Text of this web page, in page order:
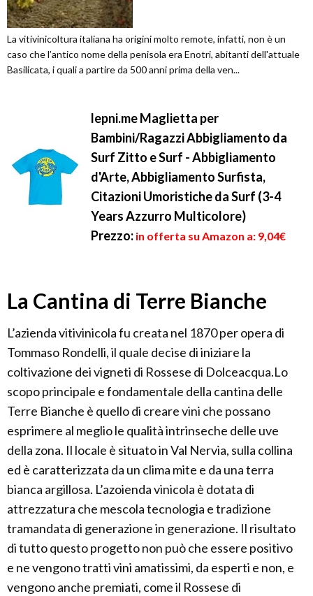
La vitivinicoltura italiana ha origini molto remote, infatti, non è un
caso che l’antico nome della penisola era Enotri, abitanti dell'attuale
Basilicata, i quali a partire da 500 anni prima della ven...
lepni.me Maglietta per
Bambini/Ragazzi Abbigliamento da
Surf Zitto e Surf - Abbigliamento
d'Arte, Abbigliamento Surfista,
Citazioni Umoristiche da Surf (3-4
Years Azzurro Multicolore)
Prezzo: in offerta su Amazon a: 9,04€
La Cantina di Terre Bianche
L’azienda vitivinicola fu creata nel 1870 per opera di
Tommaso Rondelli, il quale decise di iniziare la
coltivazione dei vigneti di Rossese di Dolceacqua.Lo
scopo principale e fondamentale della cantina delle
Terre Bianche è quello di creare vini che possano
esprimere al meglio le qualità intrinseche delle uve
della zona. Il locale è situato in Val Nervia, sulla collina
ed è caratterizzata da un clima mite e da una terra
bianca argillosa. L’azoienda vinicola è dotata di
attrezzatura che mescola tecnologia e tradizione
tramandata di generazione in generazione. Il risultato
di tutto questo progetto non può che essere positivo
e ne vengono tratti vini amatissimi, da esperti e non, e
vengono anche premiati, come il Rossese di